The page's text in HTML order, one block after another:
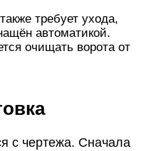
требует ухода,
автоматикой.
очищать ворота от
с чертежа. Сначала